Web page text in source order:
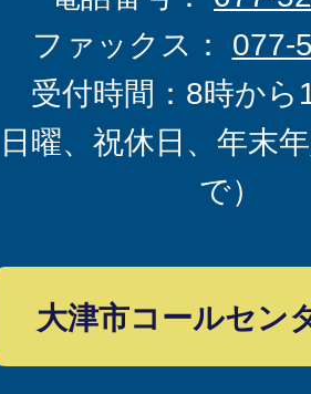
ファックス： 077-
受付時間：8時から
日曜、祝休日、年末
で）
大津市コールセン